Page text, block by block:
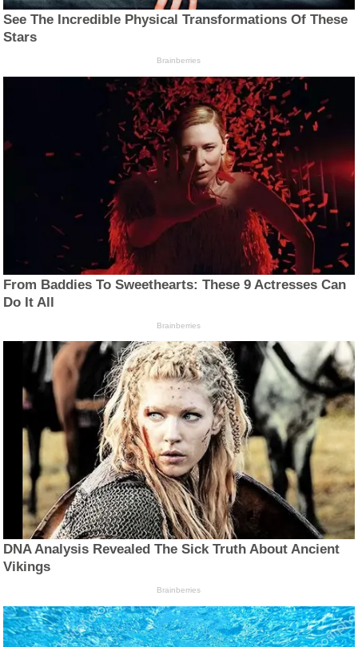
See The Incredible Physical Transformations Of These
Stars
Brainberries
From Baddies To Sweethearts: These 9 Actresses Can
Do It All
Brainberries
DNA Analysis Revealed The Sick Truth About Ancient
Vikings
Brainberries